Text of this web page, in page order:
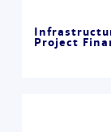
Project